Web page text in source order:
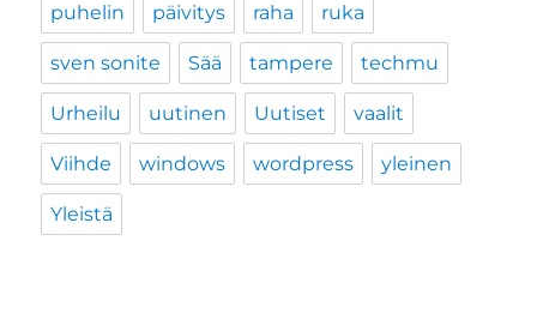
puhelin päivitys raha ruka
sven sonite Sää tampere techmu
Urheilu uutinen Uutiset vaalit
Viihde windows wordpress yleinen
Yleistä